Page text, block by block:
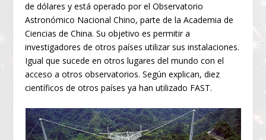
de dólares y está operado por el Observatorio
Astronómico Nacional Chino, parte de la Academia de
Ciencias de China. Su objetivo es permitir a
investigadores de otros países utilizar sus instalaciones.
Igual que sucede en otros lugares del mundo con el
acceso a otros observatorios. Según explican, diez
científicos de otros países ya han utilizado FAST.